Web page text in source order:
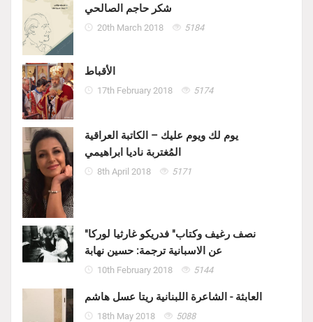
شكر حاجم الصالحي
20th March 2018 5184
الأقباط
17th February 2018 5174
يوم لك ويوم عليك – الكاتبة العراقية
المُغتربة ناديا ابراهيمي
8th April 2018 5171
"نصف رغيف وكتاب" فدريكو غارثيا لوركا
عن الاسبانية ترجمة: حسين نهابة
10th February 2018 5144
العابثة - الشاعرة اللبنانية ريتا عسل هاشم
18th May 2018 5088